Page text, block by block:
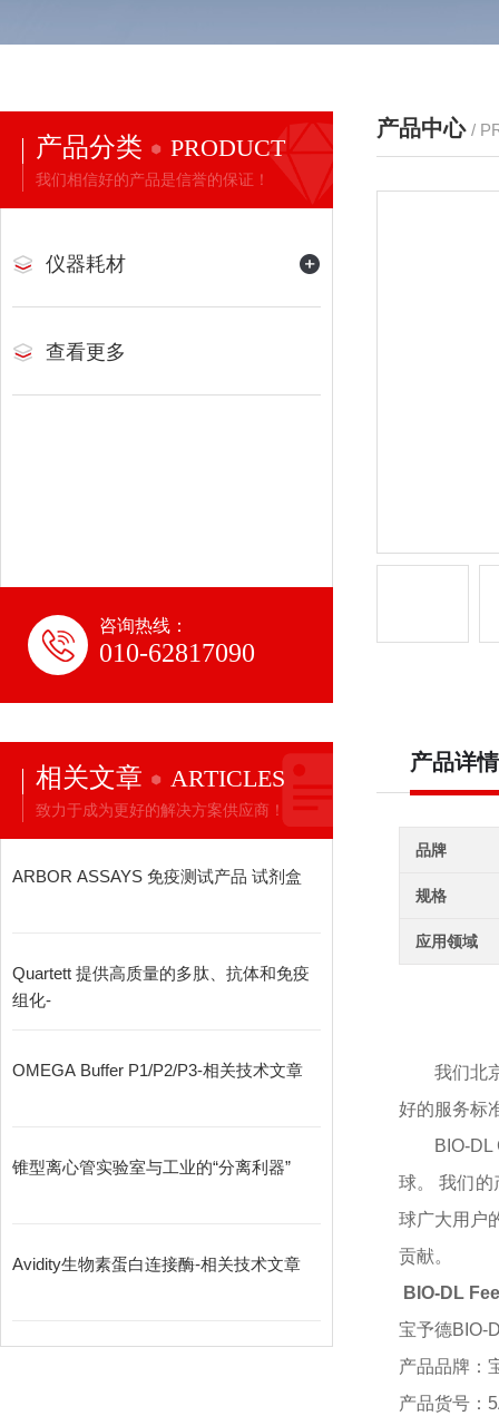
产品分类 PRODUCT
我们相信好的产品是信誉的保证！
仪器耗材
查看更多
咨询热线：
010-62817090
相关文章 ARTICLES
致力于成为更好的解决方案供应商！
ARBOR ASSAYS 免疫测试产品 试剂盒
Quartett 提供高质量的多肽、抗体和免疫
组化-
OMEGA Buffer P1/P2/P3-相关技术文章
锥型离心管实验室与工业的“分离利器”
Avidity生物素蛋白连接酶-相关技术文章
产品中心 /
产品详情
品牌
规格
应用领域
我们北
好的服务标
BIO-
球。 我们的
球广大用户
贡献。
BIO-DL
宝予德BIO-
产品品牌：
产品货号：